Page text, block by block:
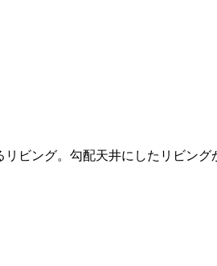
ビング。勾配天井にしたリビング